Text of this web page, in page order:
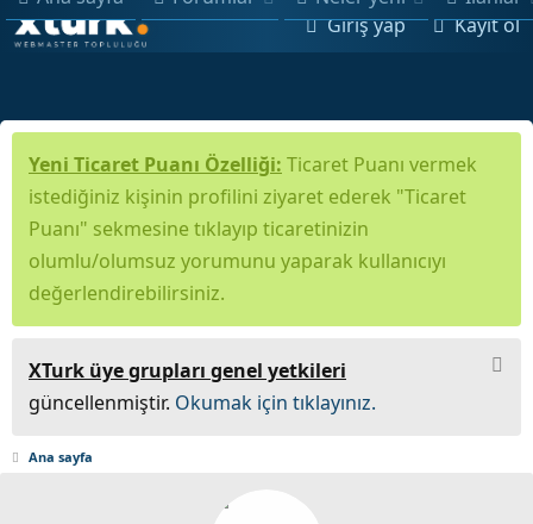
Giriş yap Kayıt ol
Yeni Ticaret Puanı Özelliği: Ticaret Puanı vermek
istediğiniz kişinin profilini ziyaret ederek "Ticaret
Puanı" sekmesine tıklayıp ticaretinizin
olumlu/olumsuz yorumunu yaparak kullanıcıyı
değerlendirebilirsiniz.
XTurk üye grupları genel yetkileri
güncellenmiştir. Okumak için tıklayınız.
Ana sayfa